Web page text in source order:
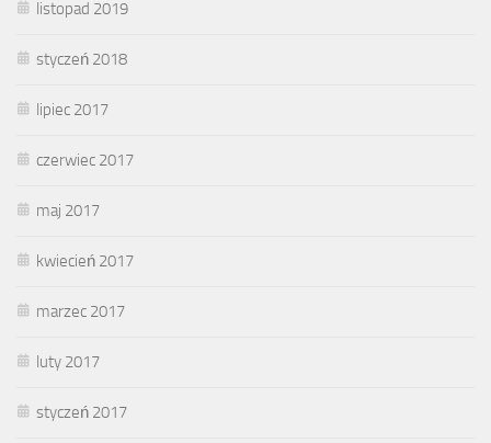
listopad 2019
styczeń 2018
lipiec 2017
czerwiec 2017
maj 2017
kwiecień 2017
marzec 2017
luty 2017
styczeń 2017